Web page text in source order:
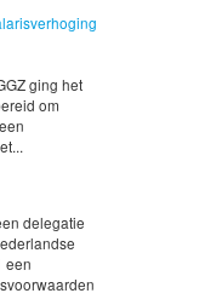
ging het
om
delegatie
een